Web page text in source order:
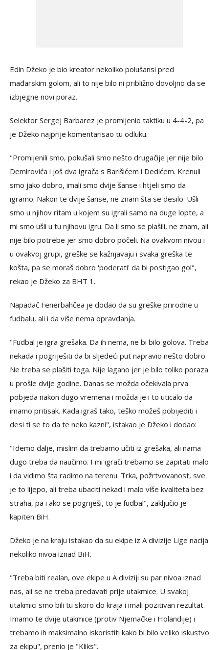
Edin Džeko je bio kreator nekoliko polušansi pred
mađarskim golom, ali to nije bilo ni približno dovoljno da se
izbjegne novi poraz.
Selektor Sergej Barbarez je promijenio taktiku u 4-4-2, pa
je Džeko najprije komentarisao tu odluku.
"Promijenili smo, pokušali smo nešto drugačije jer nije bilo
Demirovića i još dva igrača s Barišićem i Dedićem. Krenuli
smo jako dobro, imali smo dvije šanse i htjeli smo da
igramo. Nakon te dvije šanse, ne znam šta se desilo. Ušli
smo u njihov ritam u kojem su igrali samo na duge lopte, a
mi smo ušli u tu njihovu igru. Da li smo se plašili, ne znam, ali
nije bilo potrebe jer smo dobro počeli. Na ovakvom nivou i
u ovakvoj grupi, greške se kažnjavaju i svaka greška te
košta, pa se moraš dobro 'poderati' da bi postigao gol",
rekao je Džeko za BHT 1.
Napadač Fenerbahčea je dodao da su greške prirodne u
fudbalu, ali i da više nema opravdanja.
"Fudbal je igra grešaka. Da ih nema, ne bi bilo golova. Treba
nekada i pogriješiti da bi sljedeći put napravio nešto dobro.
Ne treba se plašiti toga. Nije lagano jer je bilo toliko poraza
u prošle dvije godine. Danas se možda očekivala prva
pobjeda nakon dugo vremena i možda je i to uticalo da
imamo pritisak. Kada igraš tako, teško možeš pobijediti i
desi ti se to da te neko kazni", istakao je Džeko i dodao:
"Idemo dalje, mislim da trebamo učiti iz grešaka, ali nama
dugo treba da naučimo. I mi igrači trebamo se zapitati malo
i da vidimo šta radimo na terenu. Trka, požrtvovanost, sve
je to lijepo, ali treba ubaciti nekad i malo više kvaliteta bez
straha, pa i ako se pogriješi, to je fudbal", zaključio je
kapiten BiH.
Džeko je na kraju istakao da su ekipe iz A divizije Lige nacija
nekoliko nivoa iznad BiH.
"Treba biti realan, ove ekipe u A diviziji su par nivoa iznad
nas, ali se ne treba predavati prije utakmice. U svakoj
utakmici smo bili tu skoro do kraja i imali pozitivan rezultat.
Imamo te dvije utakmice (protiv Njemačke i Holandije) i
trebamo ih maksimalno iskoristiti kako bi bilo veliko iskustvo
za ekipu", prenio je "Kliks".